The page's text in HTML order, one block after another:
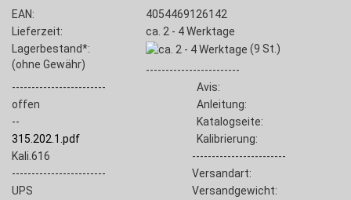
EAN:
4054469126142
Lieferzeit:
ca. 2 - 4 Werktage
Lagerbestand*:
(ohne Gewähr)
(9 St.)
------------------------
------------------------
Avis:
offen
Anleitung:
--
Katalogseite:
315.202.1.pdf
Kalibrierung:
Kali.616
------------------------
------------------------
Versandart:
UPS
Versandgewicht: